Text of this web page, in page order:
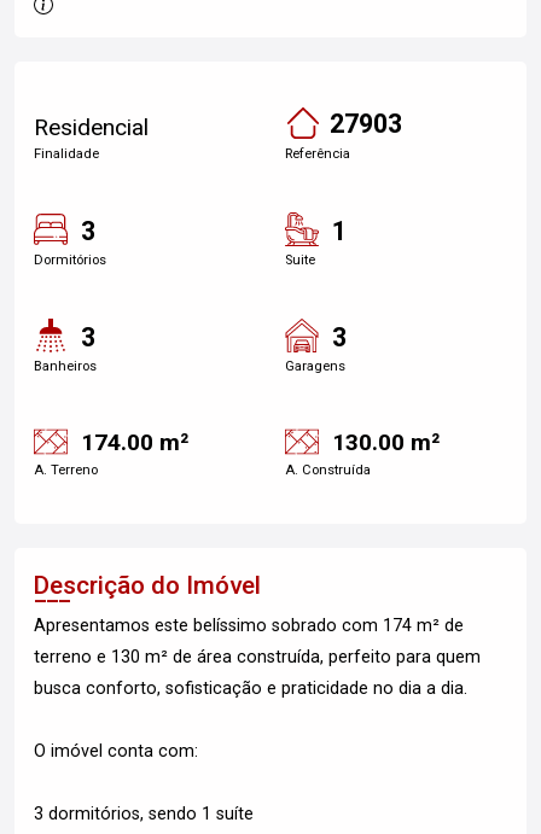
Residencial
Finalidade
27903
Referência
3
Dormitórios
1
Suite
3
Banheiros
3
Garagens
174.00 m²
A. Terreno
130.00 m²
A. Construída
Descrição do Imóvel
Apresentamos este belíssimo sobrado com 174 m² de
terreno e 130 m² de área construída, perfeito para quem
busca conforto, sofisticação e praticidade no dia a dia.
O imóvel conta com:
3 dormitórios, sendo 1 suíte